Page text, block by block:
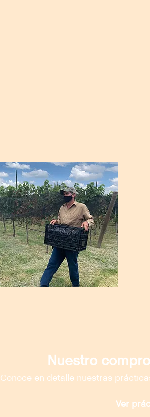
Nuestro
Conoce en detalle nuestras
Ver